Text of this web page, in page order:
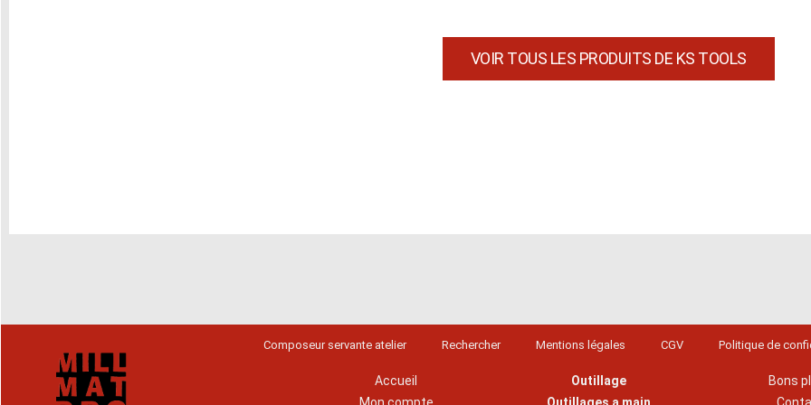
VOIR TOUS LES PRODUITS DE KS TOOLS
Composeur servante atelier Rechercher Mentions légales CGV Politique de
Accueil
Outillage
Bons